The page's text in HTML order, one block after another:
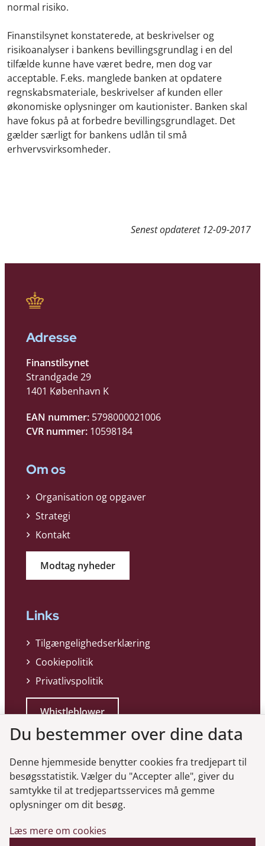
normal risiko.
Finanstilsynet konstaterede, at beskrivelser og
risikoanalyser i bankens bevillingsgrundlag i en del
tilfælde kunne have været bedre, men dog var
acceptable. F.eks. manglede banken at opdatere
regnskabsmateriale, beskrivelser af kunden eller
økonomiske oplysninger om kautionister. Banken skal
have fokus på at forbedre bevillingsgrundlaget. Det
gælder særligt for bankens udlån til små
erhvervsvirksomheder.
Senest opdateret 12-09-2017
Adresse
Finanstilsynet
Strandgade 29
1401 København K
EAN nummer: 5798000021006
CVR nummer: 10598184
Om os
Organisation og opgaver
Strategi
Kontakt
Modtag nyheder
Links
Tilgængelighedserklæring
Cookiepolitik
Privatlivspolitik
Whistleblower
Genveje
Gå til virksomhedsregisteret
Du bestemmer over dine data
Denne hjemmeside benytter cookies fra tredjepart til
besøgsstatistik. Vælger du "Accepter alle", giver du
samtykke til at tredjepartsservices må gemme
oplysninger om dit besøg.
Læs mere om cookies